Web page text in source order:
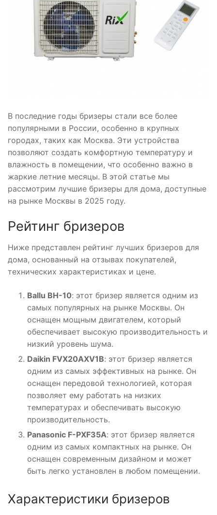
В последние годы бризеры стали все более
популярными в России, особенно в крупных
городах, таких как Москва. Эти устройства
позволяют создать комфортную температуру и
влажность в помещении, что особенно важно в
жаркие летние месяцы. В этой статье мы
рассмотрим лучшие бризеры для дома, доступные
на рынке Москвы в 2025 году.
Рейтинг бризеров
Ниже представлен рейтинг лучших бризеров для
дома, основанный на отзывах покупателей,
технических характеристиках и цене.
Ballu BH-10: этот бризер является одним из
самых популярных на рынке Москвы. Он
оснащен мощным двигателем, который
обеспечивает высокую производительность и
низкий уровень шума.
Daikin FVX20AXV1B: этот бризер является
одним из самых эффективных на рынке. Он
оснащен передовой технологией, которая
позволяет ему работать на низких
температурах и обеспечивать высокую
производительность.
Panasonic F-PXF35A: этот бризер является
одним из самых компактных на рынке. Он
оснащен современным дизайном и может
быть легко установлен в любом помещении.
Характеристики бризеров